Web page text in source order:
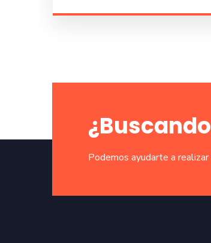
Podemos ayudarte a